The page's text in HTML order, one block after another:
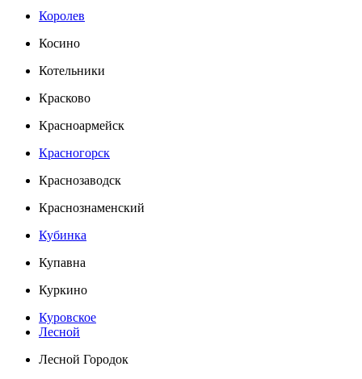
Королев
Косино
Котельники
Красково
Красноармейск
Красногорск
Краснозаводск
Краснознаменский
Кубинка
Купавна
Куркино
Куровское
Лесной
Лесной Городок